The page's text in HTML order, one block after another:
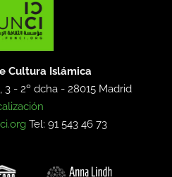
Cultura Islámica
3 - 2º dcha -28015 Madrid
Tel: 91 543 46 73